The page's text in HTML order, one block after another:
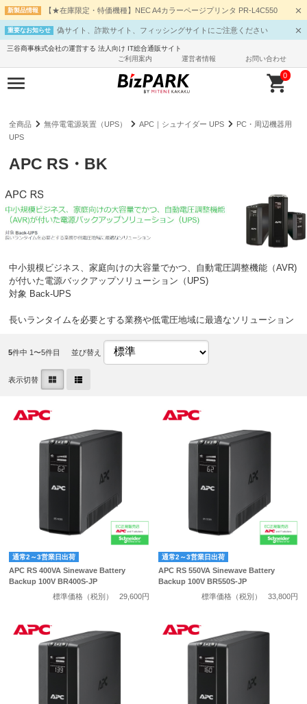
新製品情報 【★在庫限定・特価機種】NEC A4カラーページプリンタ PR-L4C550
重要なお知らせ 偽サイト、詐欺サイト、フィッシングサイトにご注意ください
三谷商事株式会社の運営する 法人向け IT総合通販サイト
ご利用案内
運営者情報 お問い合わせ
0
全商品 無停電電源装置（UPS） APC｜シュナイダー UPS
PC・周辺機器用
UPS
APC RS・BK
中小規模ビジネス、家庭向けの大容量でかつ、自動電圧調整機能（AVR)
が付いた電源バックアップソリューション（UPS)
対象 Back-UPS
長いランタイムを必要とする業務や低電圧地域に最適なソリューション
5件中 1〜5件目 並び替え
表示切替
通常2～3営業日出荷
APC RS 400VA Sinewave Battery
Backup 100V BR400S-JP
標準価格（税別）
29,600円
通常2～3営業日出荷
APC RS 550VA Sinewave Battery
Backup 100V BR550S-JP
標準価格（税別）
33,800円